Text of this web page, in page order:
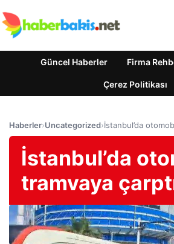
Güncel Haberler Firma
Çerez Politikası
Haberler›Uncategorized›İstanbul’da
İstanbul’da
tramvaya